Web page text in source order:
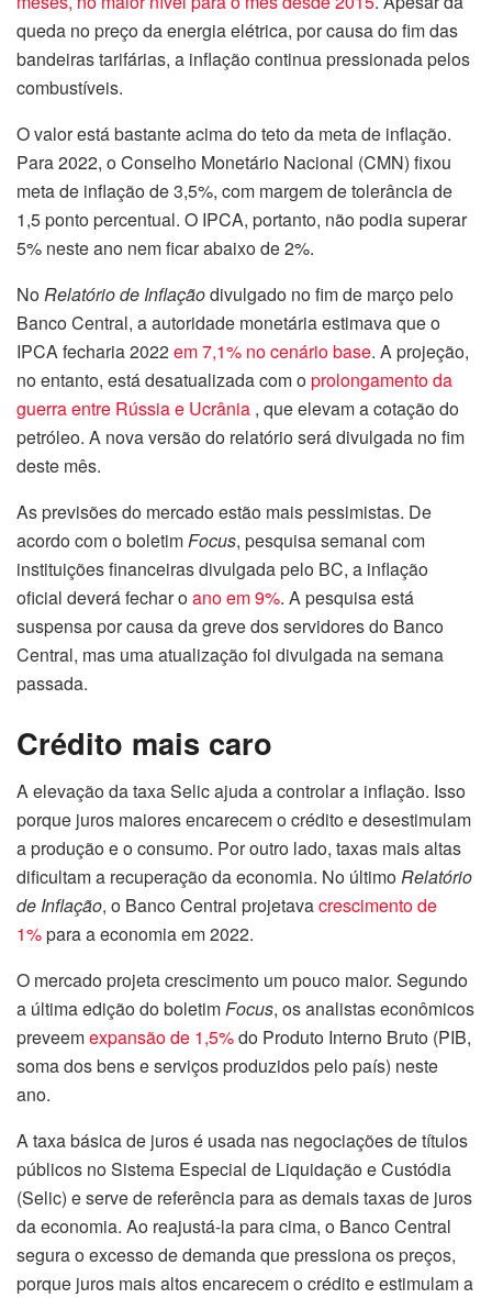
queda no preço da energia elétrica, por causa do fim das
bandeiras tarifárias, a inflação continua pressionada pelos
combustíveis.
O valor está bastante acima do teto da meta de inflação.
Para 2022, o Conselho Monetário Nacional (CMN) fixou
meta de inflação de 3,5%, com margem de tolerância de
1,5 ponto percentual. O IPCA, portanto, não podia superar
5% neste ano nem ficar abaixo de 2%.
NoRelatório de Inflaçãodivulgado no fim de março pelo
Banco Central, a autoridade monetária estimava que o
IPCA fecharia 2022em 7,1% no cenário base. A projeção,
no entanto, está desatualizada com oprolongamento da
guerra entre Rússia e Ucrânia , que elevam a cotação do
petróleo. A nova versão do relatório será divulgada no fim
deste mês.
As previsões do mercado estão mais pessimistas. De
acordo com o boletimFocus, pesquisa semanal com
instituições financeiras divulgada pelo BC, a inflação
oficial deverá fechar oano em 9%. A pesquisa está
suspensa por causa da greve dos servidores do Banco
Central, mas uma atualização foi divulgada na semana
passada.
Crédito mais caro
A elevação da taxa Selic ajuda a controlar a inflação. Isso
porque juros maiores encarecem o crédito e desestimulam
a produção e o consumo. Por outro lado, taxas mais altas
dificultam a recuperação da economia. No últimoRelatório
de Inflação, o Banco Central projetavacrescimento de
1%para a economia em 2022.
O mercado projeta crescimento um pouco maior. Segundo
a última edição do boletimFocus, os analistas econômicos
preveemexpansão de 1,5%do Produto Interno Bruto (PIB,
soma dos bens e serviços produzidos pelo país) neste
ano.
A taxa básica de juros é usada nas negociações de títulos
públicos no Sistema Especial de Liquidação e Custódia
(Selic) e serve de referência para as demais taxas de juros
da economia. Ao reajustá-la para cima, o Banco Central
segura o excesso de demanda que pressiona os preços,
porque juros mais altos encarecem o crédito e estimulam a